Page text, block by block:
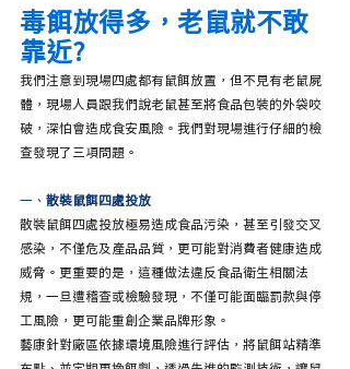
毒餌放得多，老鼠就不敢
靠近?
我們注意到現場四處都有鼠餌放置，但不見有老鼠屍
體，現場人員跟我們說老鼠甚至將食品包裝的外袋咬
破，深怕會造成食安風險。我們對現場進行仔細的檢
查發現了三項問題。
一 、 散裝鼠餌四處投放
散裝鼠餌四處投放極易造成食品污染，甚至引發交叉
感染，不僅危及產品品質，更可能對消費者健康造成
威脅。更重要的是，這種做法違反食品衛生相關法
規，一旦遭稽查或檢驗發現，不僅可能面臨罰款與停
工風險，更可能重創企業品牌形象。
藝康針對廠區依據環境風險進行評估，將鼠餌站精準